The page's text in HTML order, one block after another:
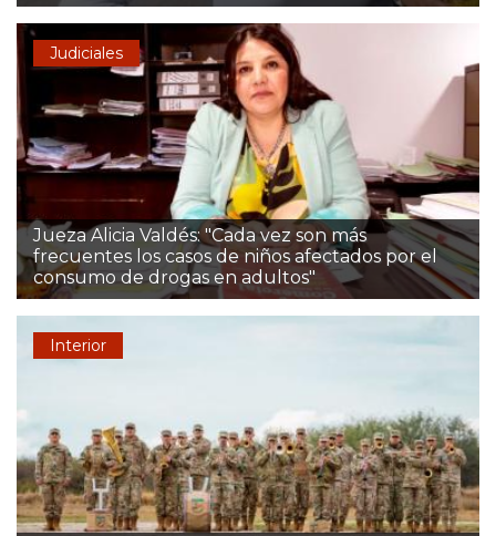
Judiciales
Jueza Alicia Valdés: "Cada vez son más
frecuentes los casos de niños afectados por el
consumo de drogas en adultos"
Interior